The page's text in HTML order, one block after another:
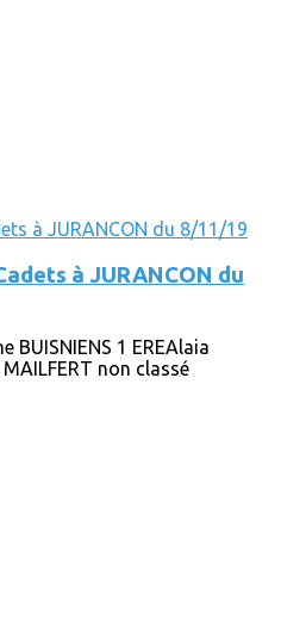
à JURANCON du
BUISNIENS 1 EREAlaia
non classé